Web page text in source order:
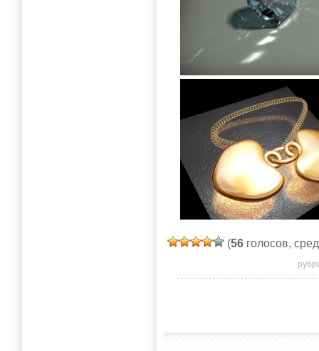
(56 голосов,